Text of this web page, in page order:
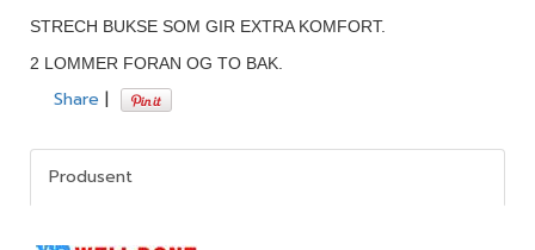
STRECH BUKSE SOM GIR EXTRA KOMFORT.
2 LOMMER FORAN OG TO BAK.
Share |
Produsent